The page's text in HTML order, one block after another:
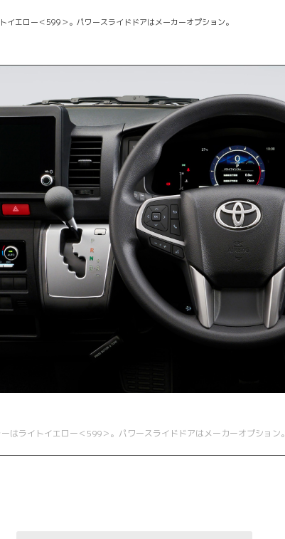
エロー＜599＞。パワースライドドアはメーカーオプション。
ライトイエロー＜599＞。パワースライドドアはメーカーオプション。